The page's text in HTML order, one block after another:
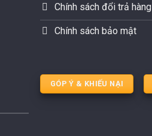
Chính sách đổi trả hàng
Chính sách bảo mật
GÓP Ý & KHIẾU NẠI